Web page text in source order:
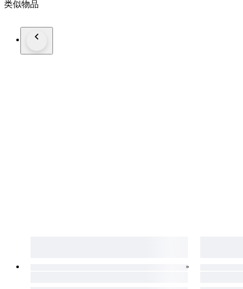
Gehalte: 835/1000
*Foto's maken deel uit van de omschrijving
类似物品